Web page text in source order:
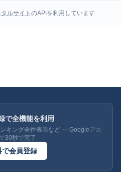
ルサイト のAPIを利用しています
で全機能を利用
キング全件表示など — Googleアカ
30秒で完了
で会員登録